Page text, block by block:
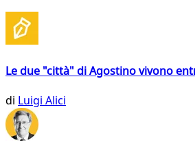
Le due "città" di Agostino vivono
di Luigi Alici